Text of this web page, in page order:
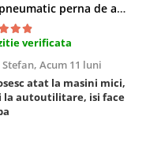
Cric pneumatic perna de aer cu inaltator 6T
verificata
Stefan, Acum 11 luni
atat la masini mici,
la autoutilitare, isi face